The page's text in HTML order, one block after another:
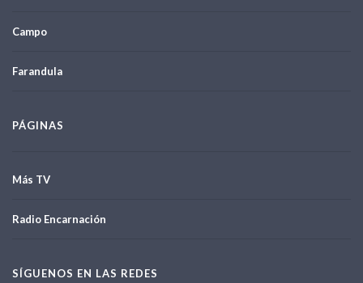
Campo
Farandula
PÁGINAS
Más TV
Radio Encarnación
SÍGUENOS EN LAS REDES